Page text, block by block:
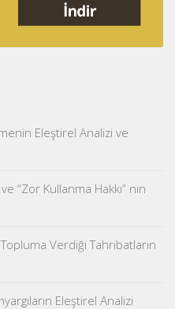
Eleştirel Analizi ve
“Zor Kullanma Hakkı” nın
Verdiği Tahribatların
Eleştirel Analizi